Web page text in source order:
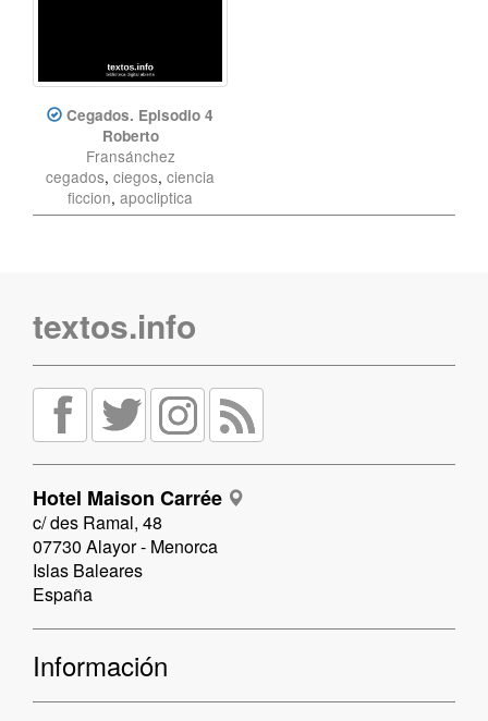
Cegados. Episodio 4
Roberto
Fransánchez
cegados, ciegos, ciencia
ficcion, apocliptica
textos.info
Hotel Maison Carrée
c/ des Ramal, 48
07730 Alayor - Menorca
Islas Baleares
España
Información